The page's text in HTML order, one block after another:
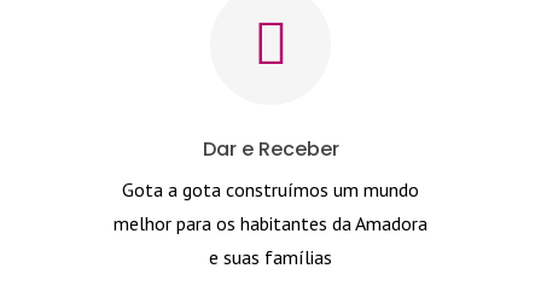
Dar e Receber
Gota a gota construímos um mundo
melhor para os habitantes da Amadora
e suas famílias